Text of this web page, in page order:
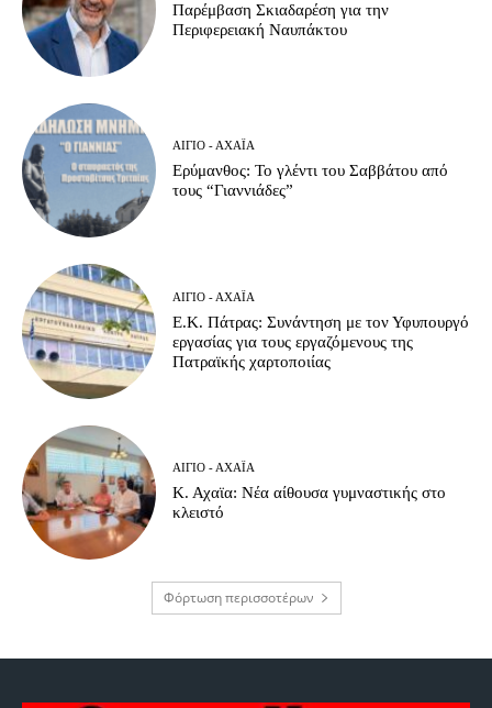
Παρέμβαση Σκιαδαρέση για την
Περιφερειακή Ναυπάκτου
ΑΊΓΙΟ - ΑΧΑΪ́Α
Ερύμανθος: Το γλέντι του Σαββάτου από
τους “Γιαννιάδες”
ΑΊΓΙΟ - ΑΧΑΪ́Α
Ε.Κ. Πάτρας: Συνάντηση με τον Υφυπουργό
εργασίας για τους εργαζόμενους της
Πατραϊκής χαρτοποιίας
ΑΊΓΙΟ - ΑΧΑΪ́Α
Κ. Αχαϊα: Νέα αίθουσα γυμναστικής στο
κλειστό
Φόρτωση περισσοτέρων